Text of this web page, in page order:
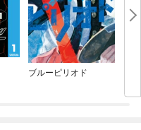
ブルーピリオド